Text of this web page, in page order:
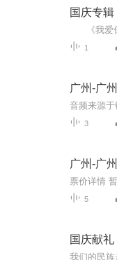
国庆专辑
1
广州-广
3
广州-广
5
国庆献